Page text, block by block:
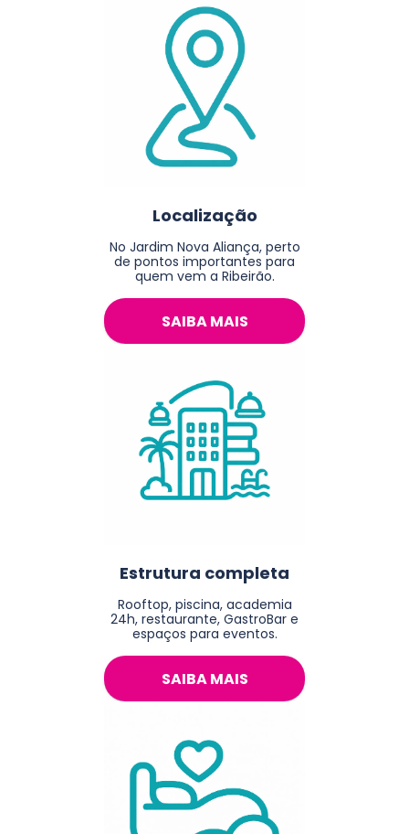
Localização
No Jardim Nova Aliança, perto
de pontos importantes para
quem vem a Ribeirão.
SAIBA MAIS
Estrutura completa
Rooftop, piscina, academia
24h, restaurante, GastroBar e
espaços para eventos.
SAIBA MAIS